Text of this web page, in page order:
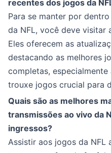
recentes dos jogos da
Para se manter por
da NFL, você deve visitar
Eles oferecem as
destacando as melhores
completas, especialmente
trouxe jogos crucial para
Quais são as melhores
transmissões ao vivo da
ingressos?
Assistir aos jogos da NFL